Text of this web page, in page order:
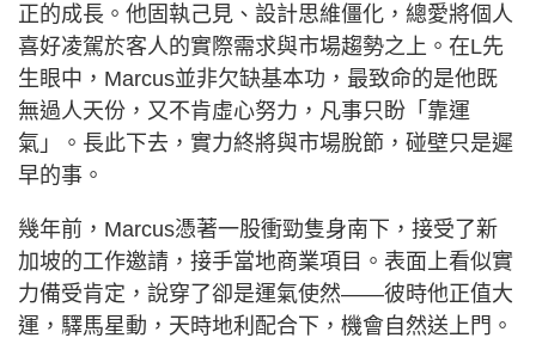
正的成長。他固執己見、設計思維僵化，總愛將個人
喜好凌駕於客人的實際需求與市場趨勢之上。在L先
生眼中，Marcus並非欠缺基本功，最致命的是他既
無過人天份，又不肯虛心努力，凡事只盼「靠運
氣」。長此下去，實力終將與市場脫節，碰壁只是遲
早的事。
幾年前，Marcus憑著一股衝勁隻身南下，接受了新
加坡的工作邀請，接手當地商業項目。表面上看似實
力備受肯定，說穿了卻是運氣使然——彼時他正值大
運，驛馬星動，天時地利配合下，機會自然送上門。